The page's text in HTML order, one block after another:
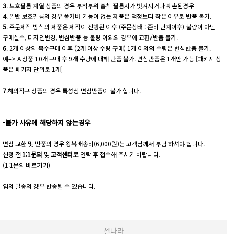
3. 보호필름 계열 상품의 경우 부착부위 흡착 필름지가 벗겨지거나 훼손된경우
4. 일반 보호필름의 경우 풀커버 기능이 없는 제품은 액정보다 작은 이유로 반품 불가.
5. 주문제작 방식의 제품은 제작이 진행된 이후 (주문상태 : 준비 단계이후) 불량이 아닌
구매실수, 디자인변경, 변심반품 등 불량 이외의 경우에 교환/반품 불가.
6. 2개 이상의 복수구매 이후 (2개 이상 수량 구매) 1개 이외의 수량은 변심반품 불가.
예=> A 상품 10개 구매 후 9개 수량에 대해 반품 불가. 변심반품은 1개만 가능 [패키지 상
품은 패키지 단위로 1개]
7.해외직구 상품의 경우 특성상 변심반품이 불가 합니다.
-불가 사유에 해당하지 않는경우
변심 교환 및 반품의 경우 왕복배송비(6,000원)는 고객님께서 부담 하셔야 합니다.
신청 전 1:1문의 및 고객센터로 연락 후 접수해 주시기 바랍니다.
(1:1문의 바로가기)
임의 발송의 경우 반송될 수 있습니다.
셀나라